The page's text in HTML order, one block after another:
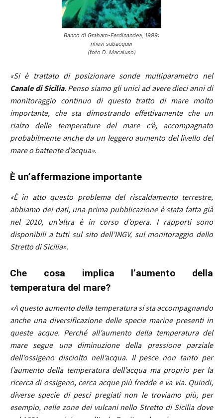
Banco di Graham-Ferdinandea, 1999:
rilievi subacquei
(foto D. Macaluso)
«Si è trattato di posizionare sonde multiparametro nel
Canale di Sicilia. Penso siamo gli unici ad avere dieci anni di
monitoraggio continuo di questo tratto di mare molto
importante, che sta dimostrando effettivamente che un
rialzo delle temperature del mare c’è, accompagnato
probabilmente anche da un leggero aumento del livello del
mare o battente d’acqua».
È un’affermazione importante
«È in atto questo problema del riscaldamento terrestre,
abbiamo dei dati, una prima pubblicazione è stata fatta già
nel 2010, un’altra è in corso d’opera. I rapporti sono
disponibili a tutti sul sito dell’INGV, sul monitoraggio dello
Stretto di Sicilia».
Che cosa implica l’aumento della
temperatura del mare?
«A questo aumento della temperatura si sta accompagnando
anche una diversificazione delle specie marine presenti in
queste acque. Perché all’aumento della temperatura del
mare segue una diminuzione della pressione parziale
dell’ossigeno disciolto nell’acqua. Il pesce non tanto per
l’aumento della temperatura dell’acqua ma proprio per la
ricerca di ossigeno, cerca acque più fredde e va via. Quindi,
diverse specie di pesci pregiati non le troviamo più, per
esempio, nelle zone dei vulcani nello Stretto di Sicilia dove